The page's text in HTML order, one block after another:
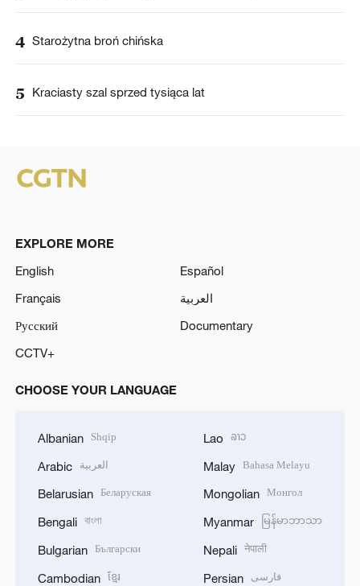
4 Starożytna broń chińska
5 Kraciasty szal sprzed tysiąca lat
EXPLORE MORE
English
Español
Français
العربية
Русский
Documentary
CCTV+
CHOOSE YOUR LANGUAGE
Albanian Shqip
Arabic العربية
Belarusian Беларуская
Bengali বাংলা
Bulgarian Български
Cambodian ខ្មែរ
Lao ລາວ
Malay Bahasa Melayu
Mongolian Монгол
Myanmar မြန်မာဘာသာ
Nepali नेपाली
Persian فارسی